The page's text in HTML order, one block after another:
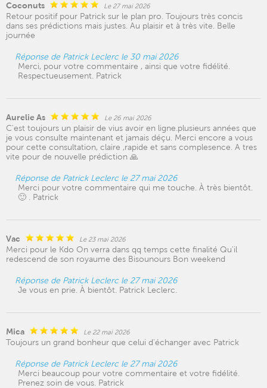
Coconuts Le 27 mai 2026
Retour positif pour Patrick sur le plan pro. Toujours très concis
dans ses prédictions mais justes. Au plaisir et à très vite. Belle
journée
Réponse de Patrick Leclerc le 30 mai 2026
Merci, pour votre commentaire , ainsi que votre fidélité.
Respectueusement. Patrick
Aurelie As Le 26 mai 2026
C'est toujours un plaisir de vius avoir en ligne.plusieurs années que
je vous consulte maintenant et jamais déçu. Merci encore a vous
pour cette consultation, claire ,rapide et sans complesence. A tres
vite pour de nouvelle prédiction 🙏
Réponse de Patrick Leclerc le 27 mai 2026
Merci pour votre commentaire qui me touche. À très bientôt.
🙂 . Patrick
Vac Le 23 mai 2026
Merci pour le Kdo On verra dans qq temps cette finalité Qu'il
redescend de son royaume des Bisounours Bon weekend
Réponse de Patrick Leclerc le 27 mai 2026
Je vous en prie. À bientôt. Patrick Leclerc.
Mica Le 22 mai 2026
Toujours un grand bonheur que celui d'échanger avec Patrick
Réponse de Patrick Leclerc le 27 mai 2026
Merci beaucoup pour votre commentaire et votre fidélité.
Prenez soin de vous. Patrick